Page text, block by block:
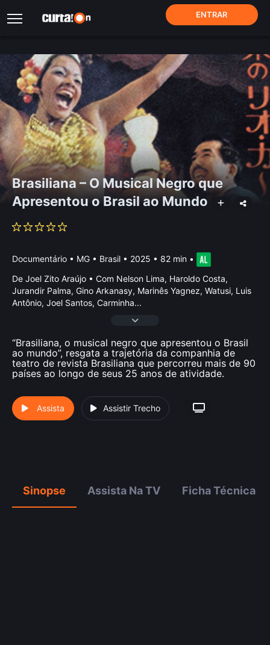
ENTRAR
Brasiliana – O Musical Negro que
Apresentou o Brasil ao Mundo
Documentário • MG • Brasil • 2025 • 82 min •
De Joel Zito Araújo • Com Nelson Lima, Haroldo Costa,
Jurandir Palma, Gino Arkanasy, Marinês Yagnez, Watusi, Luis
Antônio, Joel Santos, Carminha...
“Brasiliana, o musical negro que apresentou o Brasil
ao mundo”, resgata a trajetória da companhia de
teatro de revista Brasiliana que percorreu mais de 90
países ao longo de seus 25 anos de atividade.
Assista Assistir Trecho
Sinopse Assista Na TV Ficha Técnica